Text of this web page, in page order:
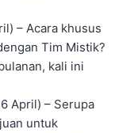
– Acara khusus
Tim Mistik?
kali ini
April) – Serupa
untuk